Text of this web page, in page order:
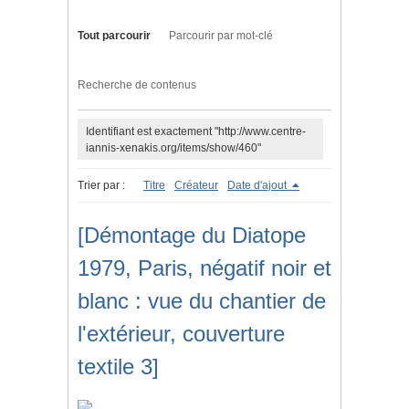
Tout parcourir Parcourir par mot-clé
Recherche de contenus
Identifiant est exactement "http://www.centre-
iannis-xenakis.org/items/show/460"
Trier par : Titre Créateur Date d'ajout
[Démontage du Diatope
1979, Paris, négatif noir et
blanc : vue du chantier de
l'extérieur, couverture
textile 3]